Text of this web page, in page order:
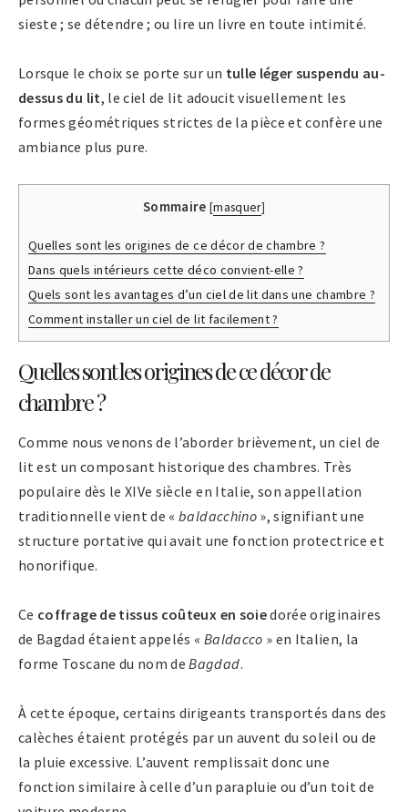
sieste ; se détendre ; ou lire un livre en toute intimité.
Lorsque le choix se porte sur un tulle léger suspendu au-
dessus du lit, le ciel de lit adoucit visuellement les
formes géométriques strictes de la pièce et confère une
ambiance plus pure.
Sommaire [masquer]
Quelles sont les origines de ce décor de chambre ?
Dans quels intérieurs cette déco convient-elle ?
Quels sont les avantages d’un ciel de lit dans une chambre ?
Comment installer un ciel de lit facilement ?
Quelles sont les origines de ce décor de
chambre ?
Comme nous venons de l’aborder brièvement, un ciel de
lit est un composant historique des chambres. Très
populaire dès le XIVe siècle en Italie, son appellation
traditionnelle vient de «baldacchino», signifiant une
structure portative qui avait une fonction protectrice et
honorifique.
Ce coffrage de tissus coûteux en soiedorée originaires
de Bagdad étaient appelés « Baldacco » en Italien, la
forme Toscane du nom de Bagdad.
À cette époque, certains dirigeants transportés dans des
calèches étaient protégés par un auvent du soleil ou de
la pluie excessive. L’auvent remplissait donc une
fonction similaire à celle d’un parapluie ou d’un toit de